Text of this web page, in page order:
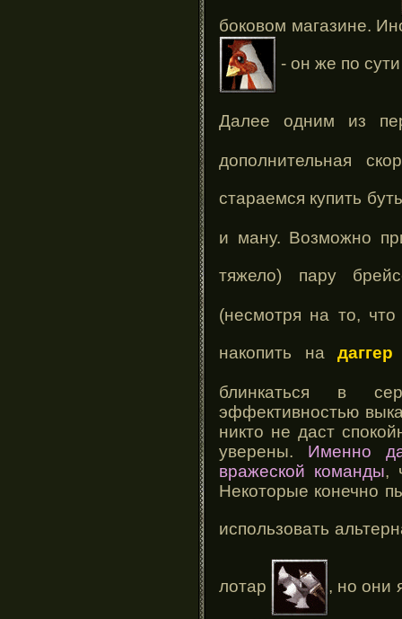
боковом магазине.
- он же по
Далее одним из
дополнительная
стараемся купить
и ману. Возможно
тяжело) пару
(несмотря на то,
накопить на даггер
блинкаться в
эффективностью
никто не даст
уверены. Именно
вражеской команды,
Некоторые конечно
использовать
лотар , но они